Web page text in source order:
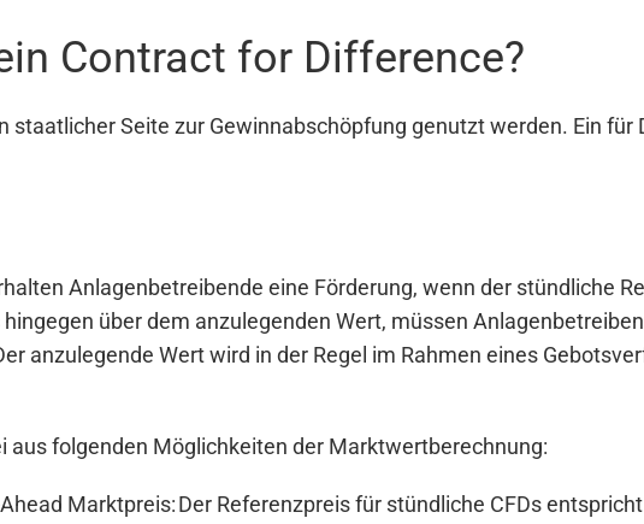
Contract for Difference?
staatlicher Seite zur Gewinnabschöpfung genutzt werden. Ein
Anlagenbetreibende eine Förderung, wenn der stündliche
über dem anzulegenden Wert, müssen
anzulegende Wert wird in der Regel im Rahmen eines
aus folgenden Möglichkeiten der Marktwertberechnung:
Marktpreis: Der Referenzpreis für stündliche CFDs